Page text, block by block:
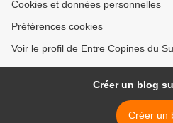
Cookies et données personnelles
Préférences cookies
Voir le profil de Entre Copines du
Créer un blog
Créer un